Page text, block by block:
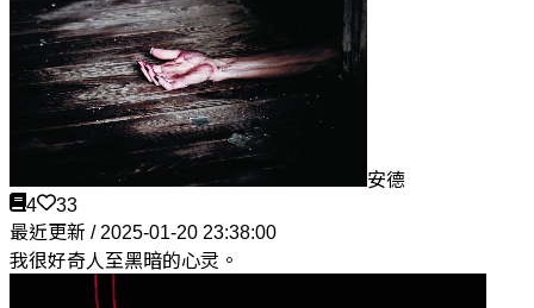
安德
4
33
最近更新 / 2025-01-20 23:38:00
我很好奇人至黑暗的心灵。